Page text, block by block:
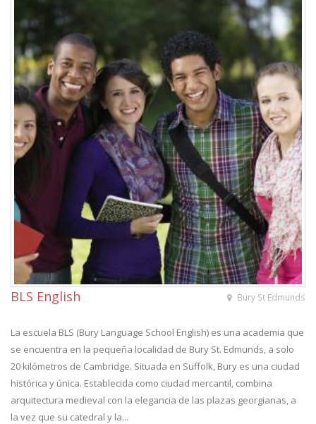
Bury St Edmunds
BLS English
La escuela BLS (Bury Language School English) es una academia que
se encuentra en la pequeña localidad de Bury St. Edmunds, a solo
20 kilómetros de Cambridge. Situada en Suffolk, Bury es una ciudad
histórica y única. Establecida como ciudad mercantil, combina
arquitectura medieval con la elegancia de las plazas georgianas, a
la vez que su catedral y la...